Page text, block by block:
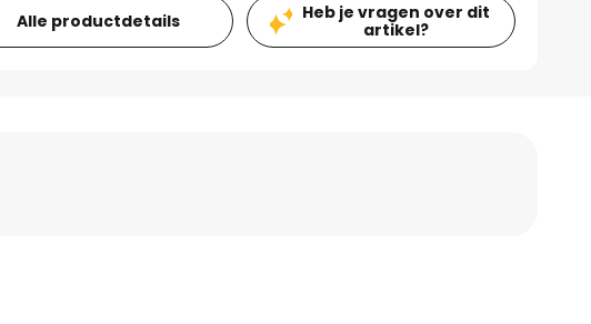
Alle productdetails
Heb je vragen over dit
artikel?